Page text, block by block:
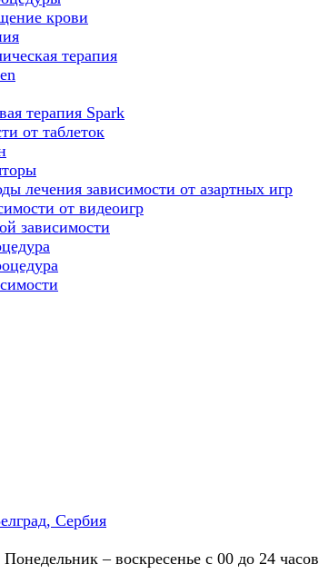
крови
терапия
терапия Spark
от таблеток
лечения зависимости от азартных игр
от видеоигр
зависимости
Сербия
Понедельник – воскресенье с 00 до 24 часов